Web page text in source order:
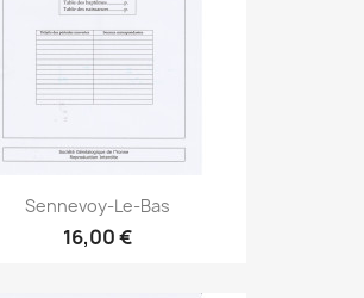
Sennevoy-Le-Bas
16,00 €